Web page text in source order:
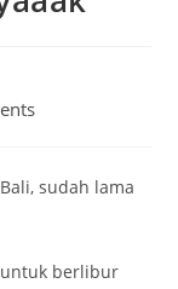
sudah lama
berlibur